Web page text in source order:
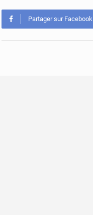
Partager sur Facebook